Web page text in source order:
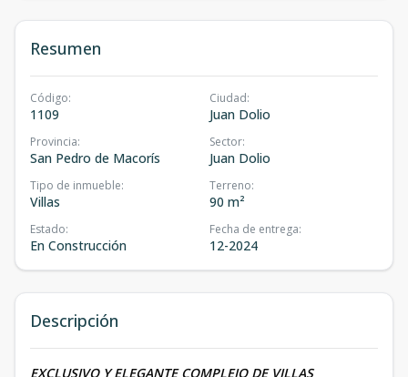
Resumen
Código:
1109
Ciudad:
Juan Dolio
Provincia:
San Pedro de Macorís
Sector:
Juan Dolio
Tipo de inmueble:
Villas
Terreno:
90 m²
Estado:
En Construcción
Fecha de entrega:
12-2024
Descripción
EXCLUSIVO Y ELEGANTE COMPLEJO DE VILLAS